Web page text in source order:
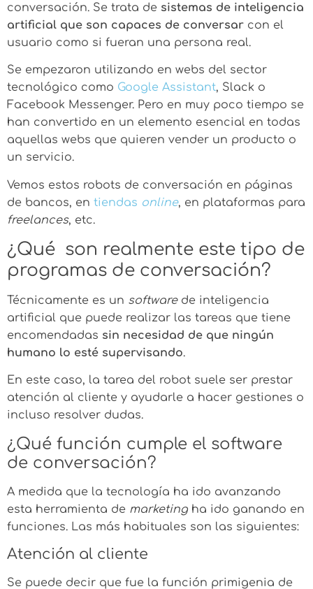
conversación. Se trata de sistemas de inteligencia
artificial que son capaces de conversar con el
usuario como si fueran una persona real.
Se empezaron utilizando en webs del sector
tecnológico como Google Assistant, Slack o
Facebook Messenger. Pero en muy poco tiempo se
han convertido en un elemento esencial en todas
aquellas webs que quieren vender un producto o
un servicio.
Vemos estos robots de conversación en páginas
de bancos, en tiendas online, en plataformas para
freelances, etc.
¿Qué son realmente este tipo de
programas de conversación?
Técnicamente es un softwarede inteligencia
artificial que puede realizar las tareas que tiene
encomendadas sin necesidad de que ningún
humano lo esté supervisando.
En este caso, la tarea del robot suele ser prestar
atención al cliente y ayudarle a hacer gestiones o
incluso resolver dudas.
¿Qué función cumple el software
de conversación?
A medida que la tecnología ha ido avanzando
esta herramienta de marketing ha ido ganando en
funciones. Las más habituales son las siguientes:
Atención al cliente
Se puede decir que fue la función primigenia de